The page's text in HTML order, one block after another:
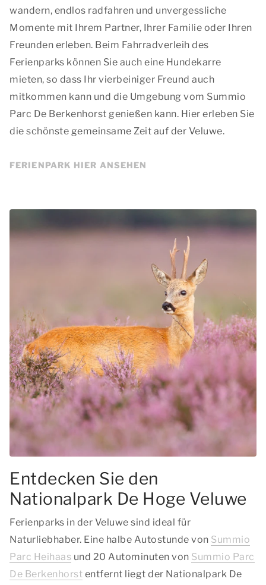
wandern, endlos radfahren und unvergessliche
Momente mit Ihrem Partner, Ihrer Familie oder Ihren
Freunden erleben. Beim Fahrradverleih des
Ferienparks können Sie auch eine Hundekarre
mieten, so dass Ihr vierbeiniger Freund auch
mitkommen kann und die Umgebung vom Summio
Parc De Berkenhorst genießen kann. Hier erleben Sie
die schönste gemeinsame Zeit auf der Veluwe.
FERIENPARK HIER ANSEHEN
Entdecken Sie den
Nationalpark De Hoge Veluwe
Ferienparks in der Veluwe sind ideal für
Naturliebhaber. Eine halbe Autostunde von Summio
Parc Heihaas und 20 Autominuten von Summio Parc
De Berkenhorst entfernt liegt der Nationalpark De